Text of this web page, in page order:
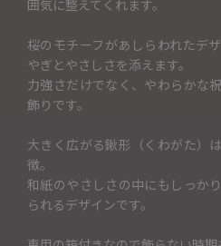
囲気に整えてくれます。
桜のモチーフがあしらわれたデ
やぎとやさしさを添えます。
力強さだけでなく、やわらかな
飾りです。
大きく広がる鍬形（くわがた）
徴。
和紙のやさしさの中にもしっか
られるデザインです。